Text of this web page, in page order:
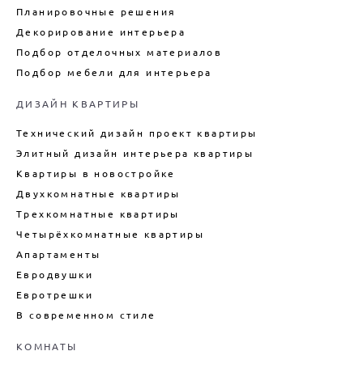
АПАРТАМЕНТОВ
ДИЗАЙН ИНТЕРЬЕРА ТАУНХАУСА
ДИЗАЙН КВАРТИРЫ В СТИЛЕ
ДИЗАЙН ДУПЛЕКСА
НОВОСТРОЙКЕ
ТЕХНИЧЕСКИЙ ДИЗАЙН
КВАРТИРЫ
ВНУТРЕННИЙ ИНТЕРЬЕР
ДИЗАЙН БОЛЬШОГО ДОМА
ДИЗАЙН ДОМА ПОД КЛЮЧ
ДИЗАЙН ИНТЕРЬЕРА ДАЧИ
ПОДБОР МЕБЕЛИ ДЛЯ ИНТЕРЬЕРА
ДИЗАЙН-ПРОЕКТ ОТЕЛЯ
Планировочные решения
Декорирование интерьера
Подбор отделочных материалов
Подбор мебели для интерьера
ДИЗАЙН КВАРТИРЫ
Технический дизайн проект квартиры
Элитный дизайн интерьера квартиры
Квартиры в новостройке
Двухкомнатные квартиры
Трехкомнатные квартиры
Четырёхкомнатные квартиры
Апартаменты
Евродвушки
Евротрешки
В современном стиле
КОМНАТЫ